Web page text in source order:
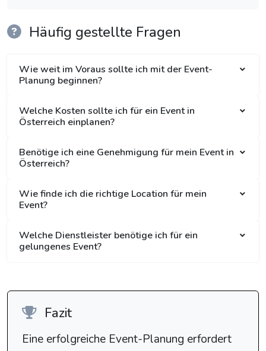
Häufig gestellte Fragen
Wie weit im Voraus sollte ich mit der Event-
Planung beginnen?
Welche Kosten sollte ich für ein Event in
Österreich einplanen?
Benötige ich eine Genehmigung für mein Event in
Österreich?
Wie finde ich die richtige Location für mein
Event?
Welche Dienstleister benötige ich für ein
gelungenes Event?
Fazit
Eine erfolgreiche Event-Planung erfordert